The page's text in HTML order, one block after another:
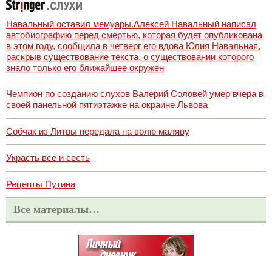
Навальный оставил мемуары.Алексей Навальный написал
автобиографию перед смертью, которая будет опубликована
в этом году, сообщила в четверг его вдова Юлия Навальная,
раскрыв существование текста, о существовании которого
знало только его ближайшее окружен
Чемпион по созданию слухов Валерий Соловей умер вчера в
своей панельной пятиэтажке на окраине Львова
Собчак из Литвы передала на волю маляву
Украсть все и сесть
Рецепты Путина
Все материалы…